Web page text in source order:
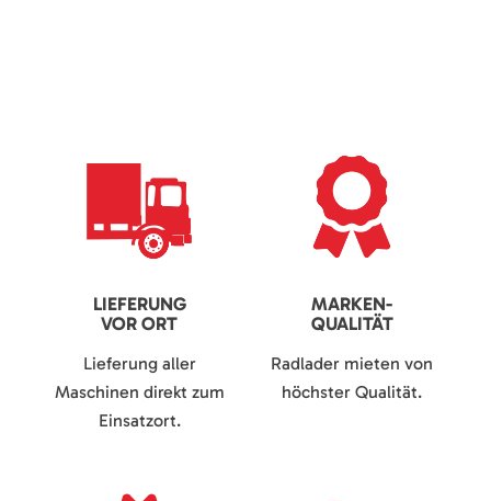
LIEFERUNG
VOR ORT
Lieferung aller
Maschinen direkt zum
Einsatzort.
MARKEN-
QUALITÄT
Radlader mieten von
höchster Qualität.